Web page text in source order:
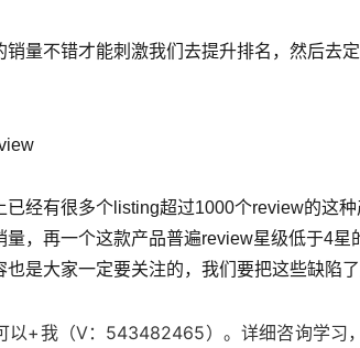
量不错才能刺激我们去提升排名，然后去
已经有很多个listing超过1000个review的这
量，再一个这款产品普遍review星级低于4
是大家一定要关注的，我们要把这些缺陷
以+我（V：543482465）。详细咨询学习